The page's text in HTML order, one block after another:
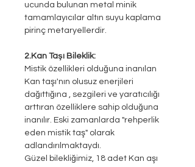
ucunda bulunan metal minik
tamamlayıcılar altın suyu kaplama
pirinç metaryellerdir.
2.Kan Taşı Bileklik:
Mistik özellikleri olduğuna inanılan
Kan taşı'nın olusuz enerjileri
dağıttığına , sezgileri ve yaratıcılığı
arttıran özelliklere sahip olduğuna
inanılır. Eski zamanlarda "rehperlik
eden mistik taş" olarak
adlandırılmaktaydı.
Güzel bilekliğimiz, 18 adet Kan aşı